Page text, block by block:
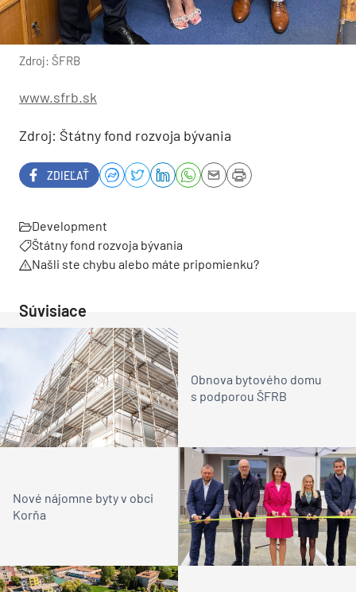
Zdroj: ŠFRB
www.sfrb.sk
Zdroj: Štátny fond rozvoja bývania
ZDIEĽAŤ
Development
Štátny fond rozvoja bývania
Našli ste chybu alebo máte pripomienku?
Súvisiace
Obnova bytového domu
s podporou ŠFRB
Nové nájomne byty v obci
Korňa